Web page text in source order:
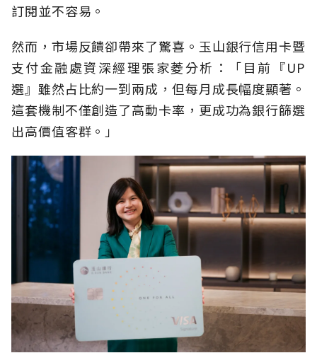
訂閱並不容易。
然而，市場反饋卻帶來了驚喜。玉山銀行信用卡暨
支付金融處資深經理張家菱分析：「目前『UP
選』雖然占比約一到兩成，但每月成長幅度顯著。
這套機制不僅創造了高動卡率，更成功為銀行篩選
出高價值客群。」